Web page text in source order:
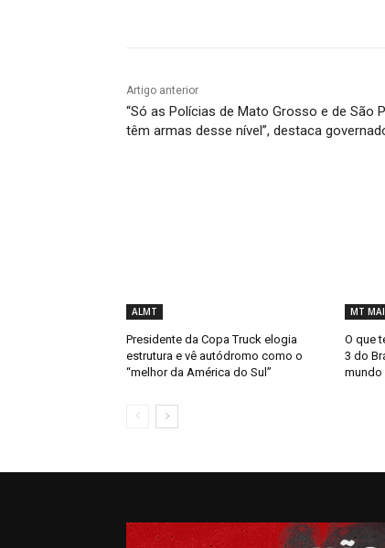
Artigo anterior
“Só as Polícias de Mato Grosso e de São
têm armas desse nível”, destaca
ALMT
Presidente da Copa Truck elogia
estrutura e vê autódromo como o
“melhor da América do Sul”
MT
O que
3 do
mundo